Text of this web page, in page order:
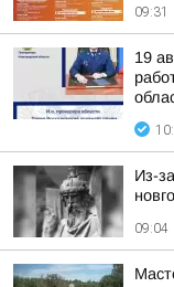
09:31
19
Из-
09:04